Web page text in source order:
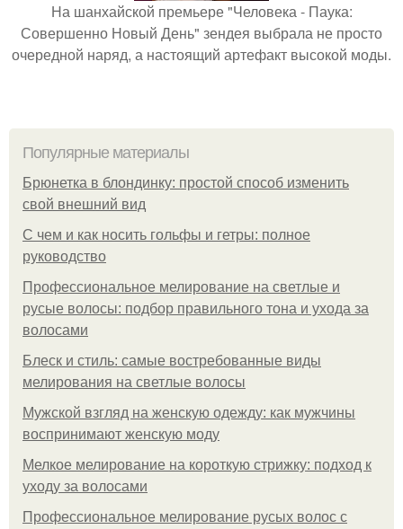
На шанхайской премьере "Человека - Паука:
Совершенно Новый День" зендея выбрала не просто
очередной наряд, а настоящий артефакт высокой моды.
Популярные материалы
Брюнетка в блондинку: простой способ изменить
свой внешний вид
С чем и как носить гольфы и гетры: полное
руководство
Профессиональное мелирование на светлые и
русые волосы: подбор правильного тона и ухода за
волосами
Блеск и стиль: самые востребованные виды
мелирования на светлые волосы
Мужской взгляд на женскую одежду: как мужчины
воспринимают женскую моду
Мелкое мелирование на короткую стрижку: подход к
уходу за волосами
Профессиональное мелирование русых волос с